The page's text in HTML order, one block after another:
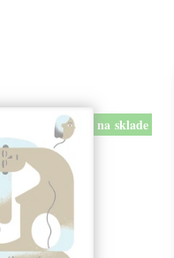
na sklade